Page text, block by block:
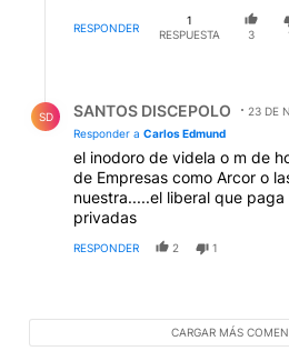
RESPONDER
1
RESPUESTA
3
SD SANTOS DISCEPOLO
23 DE
Responder a Carlos Edmund
el inodoro de videla o m de
de Empresas como Arcor o
nuestra.....el liberal que
privadas
RESPONDER 2 1
CARGAR MÁS